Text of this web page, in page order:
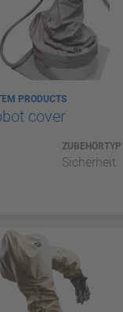
PRODUCTS
cover
ZUBEHÖRTYP
Sicherheit